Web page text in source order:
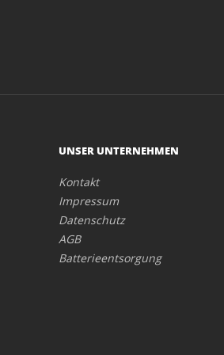
UNSER UNTERNEHMEN
Kontakt
Impressum
Datenschutz
AGB
Batterieentsorgung